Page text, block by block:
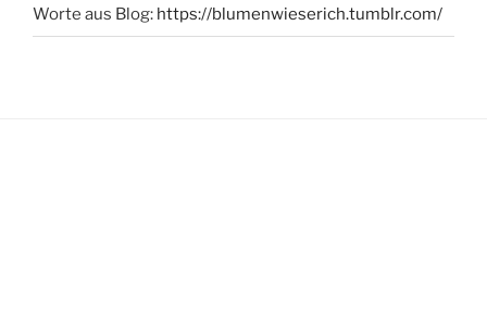
Worte aus Blog: https://blumenwieserich.tumblr.com/